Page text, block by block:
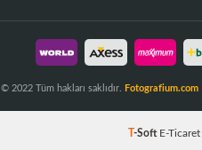
© 2022 Tüm hakları saklıdır. Fotografium.com
T-Soft E-Ticaret